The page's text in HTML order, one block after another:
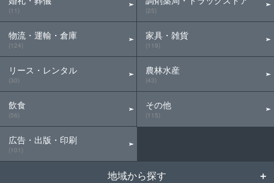
(11)
物流・運輸・倉庫
(124)
リース・レンタル
(30)
飲食
(56)
広告・出版・印刷
(101)
(25)
家具・雑貨
(119)
農林水産
(43)
その他
(115)
地域から探す